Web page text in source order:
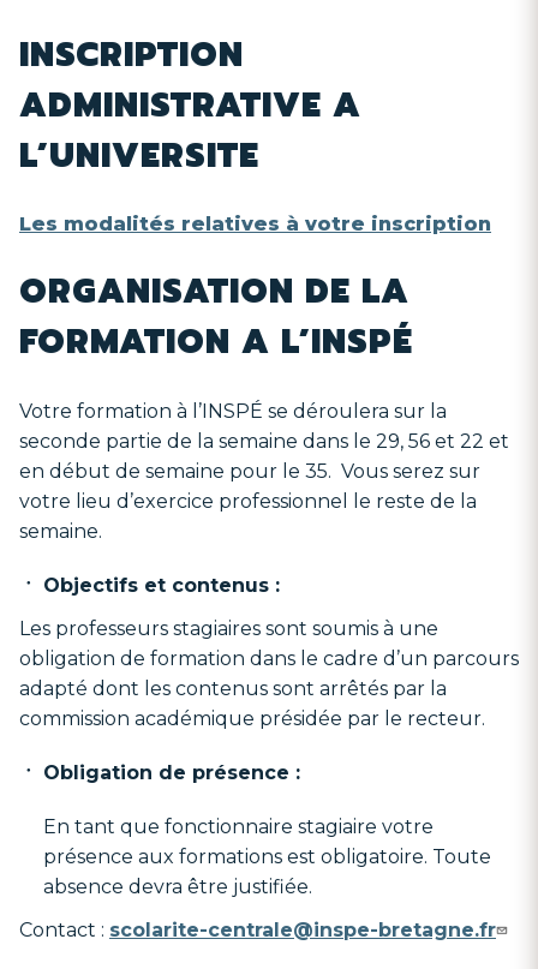
INSCRIPTION
ADMINISTRATIVE A
L’UNIVERSITE
Les modalités relatives à votre inscription
ORGANISATION DE LA
FORMATION A L’INSPÉ
Votre formation à l’INSPÉ se déroulera sur la
seconde partie de la semaine dans le 29, 56 et 22 et
en début de semaine pour le 35. Vous serez sur
votre lieu d’exercice professionnel le reste de la
semaine.
Objectifs et contenus :
Les professeurs stagiaires sont soumis à une
obligation de formation dans le cadre d’un parcours
adapté dont les contenus sont arrêtés par la
commission académique présidée par le recteur.
Obligation de présence :
En tant que fonctionnaire stagiaire votre
présence aux formations est obligatoire. Toute
absence devra être justifiée.
Contact : scolarite-centrale@inspe-bretagne.fr